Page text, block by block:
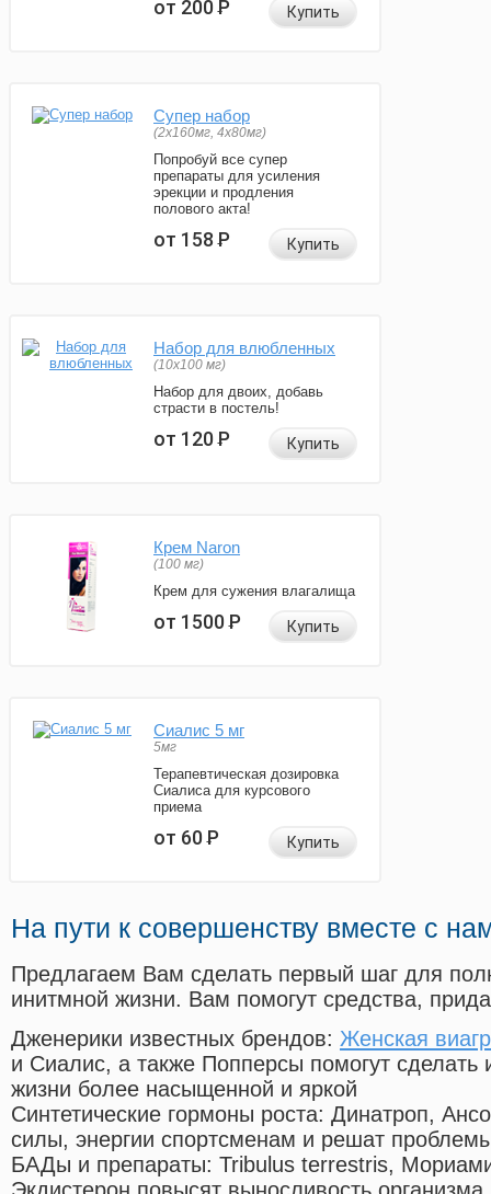
от 200Р Купить
Супер набор
(2х160мг, 4х80мг)
Попробуй все супер
препараты для усиления
эрекции и продления
полового акта!
от 158Р Купить
Набор для влюбленных
(10х100 мг)
Набор для двоих, добавь
страсти в постель!
от 120Р Купить
Крем Naron
(100 мг)
Крем для сужения влагалища
от 1500Р Купить
Сиалис 5 мг
5мг
Терапевтическая дозировка
Сиалиса для курсового
приема
от 60Р Купить
На пути к совершенству вместе с
Предлагаем Вам сделать первый шаг для
инитмной жизни. Вам помогут средства,
Дженерики известных брендов: Женская
и Сиалис, а также Попперсы помогут
жизни более насыщенной и яркой
Синтетические гормоны роста: Динатроп,
силы, энергии спортсменам и решат
БАДы и препараты: Tribulus terrestris,